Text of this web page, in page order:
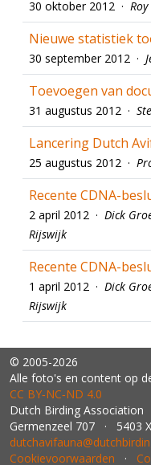
30 oktober 2012 ·
Nieuwe statistiek
30 september 2012 ·
Toevoegen van
31 augustus 2012 ·
Lancering Dutch
25 augustus 2012 ·
Recente CDNA-
2 april 2012 · Dick
Rijswijk
Recente CDNA-
1 april 2012 · Dick
Rijswijk
© 2005-2026
Alle foto's en content op
CC BY‑NC‑ND 4.0
Dutch Birding Association
Germenzeel 707 · 5403
Cookievoorwaarden ·